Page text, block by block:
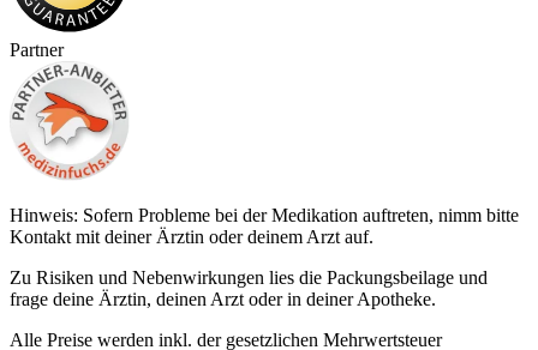
Partner
Hinweis: Sofern Probleme bei der Medikation auftreten, nimm bitte
Kontakt mit deiner Ärztin oder deinem Arzt auf.
Zu Risiken und Nebenwirkungen lies die Packungsbeilage und
frage deine Ärztin, deinen Arzt oder in deiner Apotheke.
Alle Preise werden inkl. der gesetzlichen Mehrwertsteuer